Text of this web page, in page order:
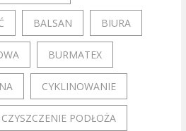
BALSAN BIURA
BURMATEX
CYKLINOWANIE
CZYSZCZENIE PODŁOŻA